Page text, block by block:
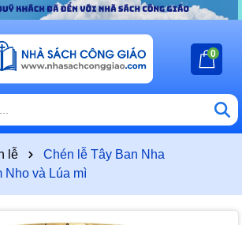
0
lễ
Chén lễ Tây Ban Nha
Nho và Lúa mì